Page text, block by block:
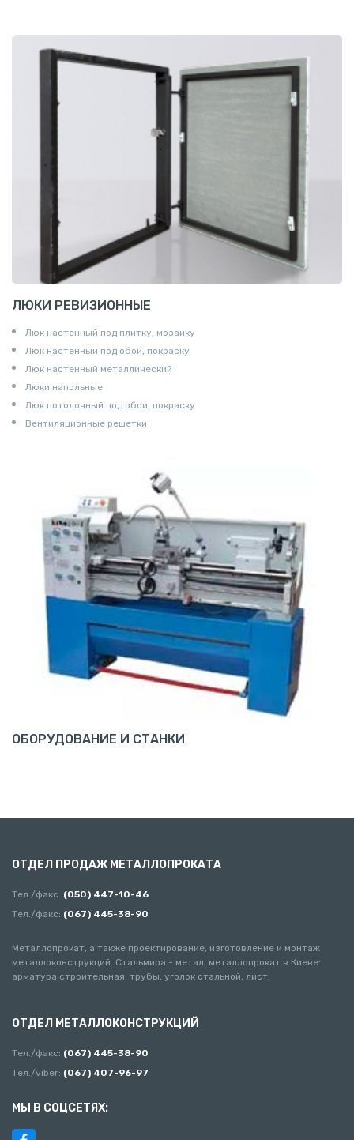
ЛЮКИ РЕВИЗИОННЫЕ
Люк настенный под плитку, мозаику
Люк настенный под обои, покраску
Люк настенный металлический
Люки напольные
Люк потолочный под обои, покраску
Вентиляционные решетки
ОБОРУДОВАНИЕ И СТАНКИ
ОТДЕЛ ПРОДАЖ МЕТАЛЛОПРОКАТА
Тел./факс: (050) 447-10-46
Тел./факс: (067) 445-38-90
Металлопрокат, а также проектирование, изготовление и монтаж
металлоконструкций. Стальмира - метал, металлопрокат в Киеве:
арматура строительная, трубы, уголок стальной, лист.
ОТДЕЛ МЕТАЛЛОКОНСТРУКЦИЙ
Тел./факс: (067) 445-38-90
Тел./viber: (067) 407-96-97
МЫ В СОЦСЕТЯХ: